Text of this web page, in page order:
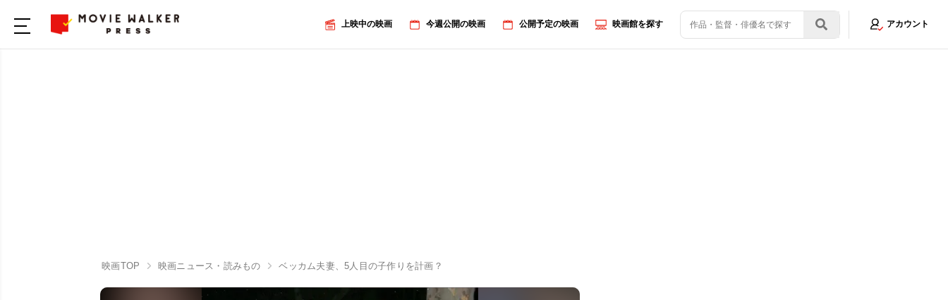
上映中の映画 今週公開の映画 公開予定の映画 映画館を探す アカウント
映画TOP 映画ニュース・読みもの ベッカム夫妻、5人目の子作りを計画？